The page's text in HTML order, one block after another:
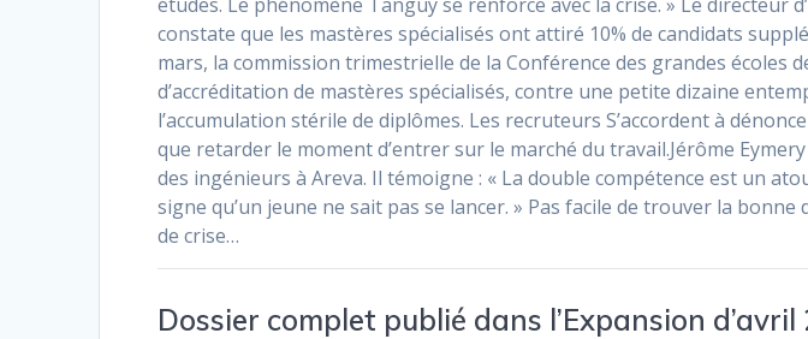
constate que les mastères spécialisés ont attiré 10% de candidats
mars, la commission trimestrielle de la Conférence des grandes écoles
d’accréditation de mastères spécialisés, contre une petite dizaine
l’accumulation stérile de diplômes. Les recruteurs S’accordent à
que retarder le moment d’entrer sur le marché du travail.Jérôme
des ingénieurs à Areva. Il témoigne : « La double compétence est un
signe qu’un jeune ne sait pas se lancer. » Pas facile de trouver la
de crise…
Dossier complet publié dans l’Expansion d’avril